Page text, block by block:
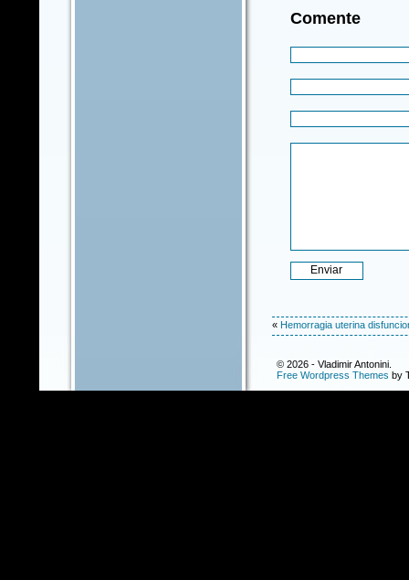
Comente
« Hemorragia uterina
© 2026 - Vladimir Antonini.
Free Wordpress Themes by